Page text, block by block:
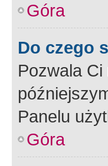
Góra
Do czego
Pozwala
Panelu
Góra